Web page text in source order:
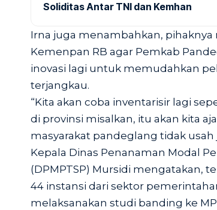
Soliditas Antar TNI dan Kemhan
Irna juga menambahkan,
Kemenpan RB agar Pemkab
inovasi lagi untuk memudahkan
terjangkau.
“Kita akan coba inventarisir lagi
di provinsi misalkan, itu akan kita
masyarakat pandeglang tidak usah
Kepala Dinas Penanaman Modal
(DPMPTSP) Mursidi mengatakan,
44 instansi dari sektor
melaksanakan studi banding ke